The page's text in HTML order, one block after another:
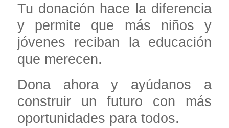
Tu donación hace la diferencia
y permite que más niños y
jóvenes reciban la educación
que merecen.
Dona ahora y ayúdanos a
construir un futuro con más
oportunidades para todos.